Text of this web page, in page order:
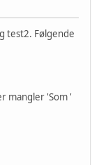
test2. Følgende
mangler 'Som '